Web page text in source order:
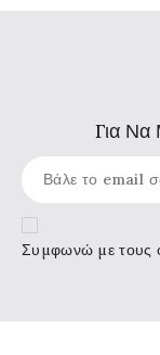
Για Να
Συμφωνώ με τους